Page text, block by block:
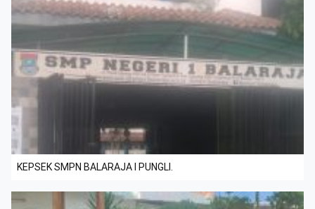
KEPSEK SMPN BALARAJA I PUNGLI.